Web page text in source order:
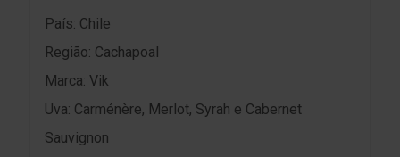
País: Chile
Região: Cachapoal
Marca: Vik
Uva: Carménère, Merlot, Syrah e Cabernet
Sauvignon